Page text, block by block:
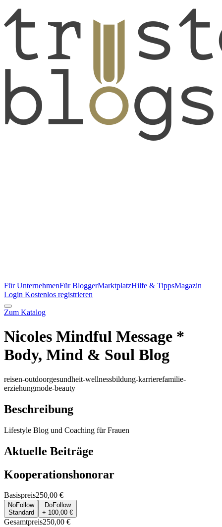
Für UnternehmenFür BloggerMarktplatzHilfe & TippsMagazin
Login Kostenlos registrieren
Zum Katalog
Nicoles Mindful Message *
Body, Mind & Soul Blog
reisen-outdoorgesundheit-wellnessbildung-karrierefamilie-
erziehungmode-beauty
Beschreibung
Lifestyle Blog und Coaching für Frauen
Aktuelle Beiträge
Kooperationshonorar
Basispreis250,00 €
NoFollow
Standard
DoFollow
+ 100,00 €
Gesamtpreis250,00 €